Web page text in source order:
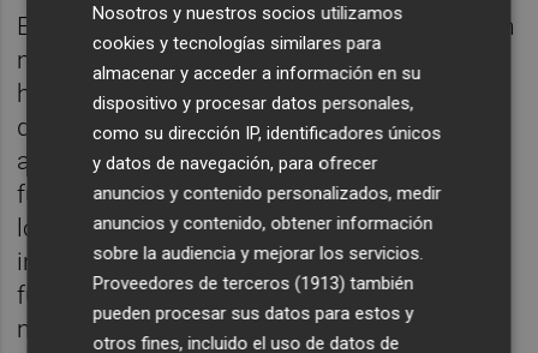
El proyecto contempla la construcción de un
nuevo edificio y la rehabilitación del actual
hospital. Las obras se desarrollarán en
diferentes fases para evitar afecciones a la
atención sanitaria. De acuerdo con el plan
funcional, el hospital requiere una mejora de
los servicios asistenciales, "la creación e
integración de verdaderas unidades
funcionales multidisciplinares", así como
nuevos espacios destinados a reforzar la
Nosotros y nuestros socios utilizamos
cookies y tecnologías similares para
almacenar y acceder a información en su
dispositivo y procesar datos personales,
como su dirección IP, identificadores únicos
y datos de navegación, para ofrecer
anuncios y contenido personalizados, medir
anuncios y contenido, obtener información
sobre la audiencia y mejorar los servicios.
Proveedores de terceros (1913) también
pueden procesar sus datos para estos y
otros fines, incluido el uso de datos de